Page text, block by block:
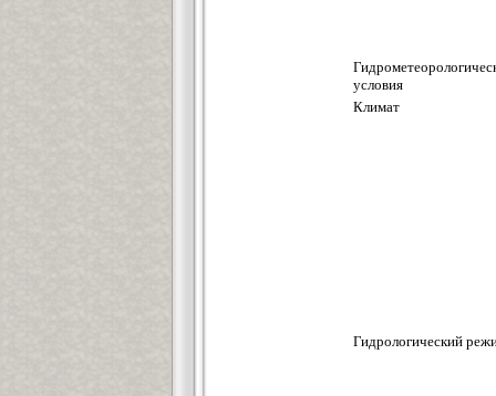
условия
Климат
Гидрологический